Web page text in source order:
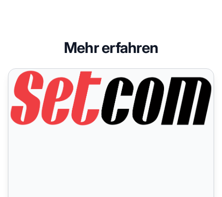
Mehr erfahren
Setcom